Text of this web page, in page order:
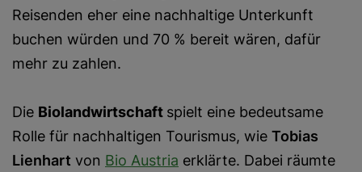
Reisenden eher eine nachhaltige Unterkunft
buchen würden und 70 % bereit wären, dafür
mehr zu zahlen.
Die Biolandwirtschaft spielt eine bedeutsame
Rolle für nachhaltigen Tourismus, wie Tobias
Lienhart von Bio Austria erklärte. Dabei räumte